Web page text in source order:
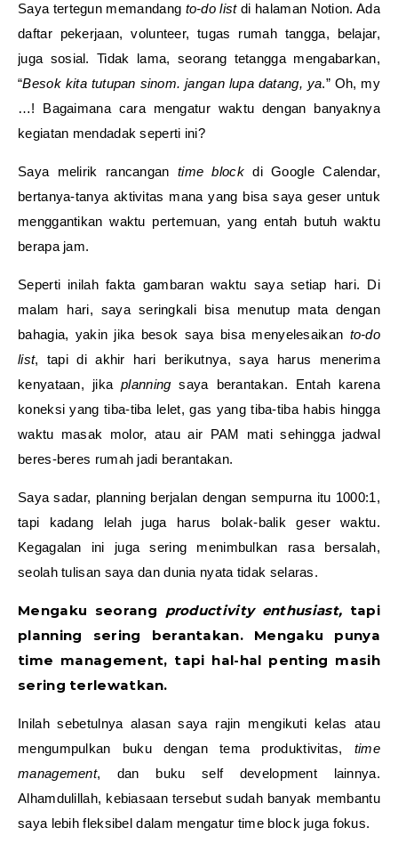
Saya tertegun memandang to-do listdi halaman Notion. Ada
daftar pekerjaan, volunteer, tugas rumah tangga, belajar,
juga sosial. Tidak lama, seorang tetangga mengabarkan,
“Besok kita tutupan sinom. jangan lupa datang, ya.” Oh, my
…! Bagaimana cara mengatur waktu dengan banyaknya
kegiatan mendadak seperti ini?
Saya melirik rancangan time blockdi Google Calendar,
bertanya-tanya aktivitas mana yang bisa saya geser untuk
menggantikan waktu pertemuan, yang entah butuh waktu
berapa jam.
Seperti inilah fakta gambaran waktu saya setiap hari. Di
malam hari, saya seringkali bisa menutup mata dengan
bahagia, yakin jika besok saya bisa menyelesaikan to-do
list, tapi di akhir hari berikutnya, saya harus menerima
kenyataan, jikaplanning saya berantakan. Entah karena
koneksi yang tiba-tiba lelet, gas yang tiba-tiba habis hingga
waktu masak molor, atau air PAM mati sehingga jadwal
beres-beres rumah jadi berantakan.
Saya sadar, planning berjalan dengan sempurna itu 1000:1,
tapi kadang lelah juga harus bolak-balik geser waktu.
Kegagalan ini juga sering menimbulkan rasa bersalah,
seolah tulisan saya dan dunia nyata tidak selaras.
Mengaku seorang productivity enthusiast, tapi
planning sering berantakan. Mengaku punya
time management, tapi hal-hal penting masih
sering terlewatkan.
Inilah sebetulnya alasan saya rajin mengikuti kelas atau
mengumpulkan buku dengan tema produktivitas, time
management, dan buku self development lainnya.
Alhamdulillah, kebiasaan tersebut sudah banyak membantu
saya lebih fleksibel dalam mengatur time block juga fokus.